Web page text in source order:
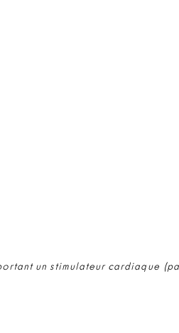
un stimulateur cardiaque